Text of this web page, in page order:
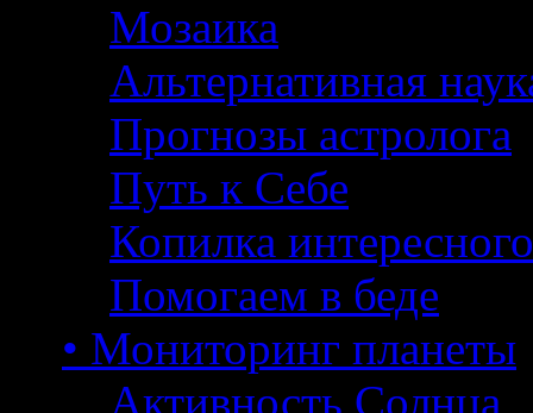
Мозаика
Альтернативная
Прогнозы астролога
Путь к Себе
Копилка интересного
Помогаем в беде
• Мониторинг планеты
Активность Солнца